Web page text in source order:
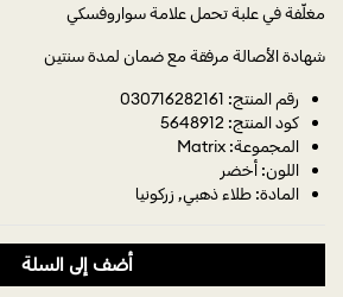
مغلّفة في علبة تحمل علامة سواروفسكي
شهادة الأصالة مرفقة مع ضمان لمدة سنتين
رقم المنتج: 030716282161
كود المنتج: 5648912
المجموعة: Matrix
اللون: أخضر
المادة: طلاء ذهبي, زركونيا
أضف إلى السلة